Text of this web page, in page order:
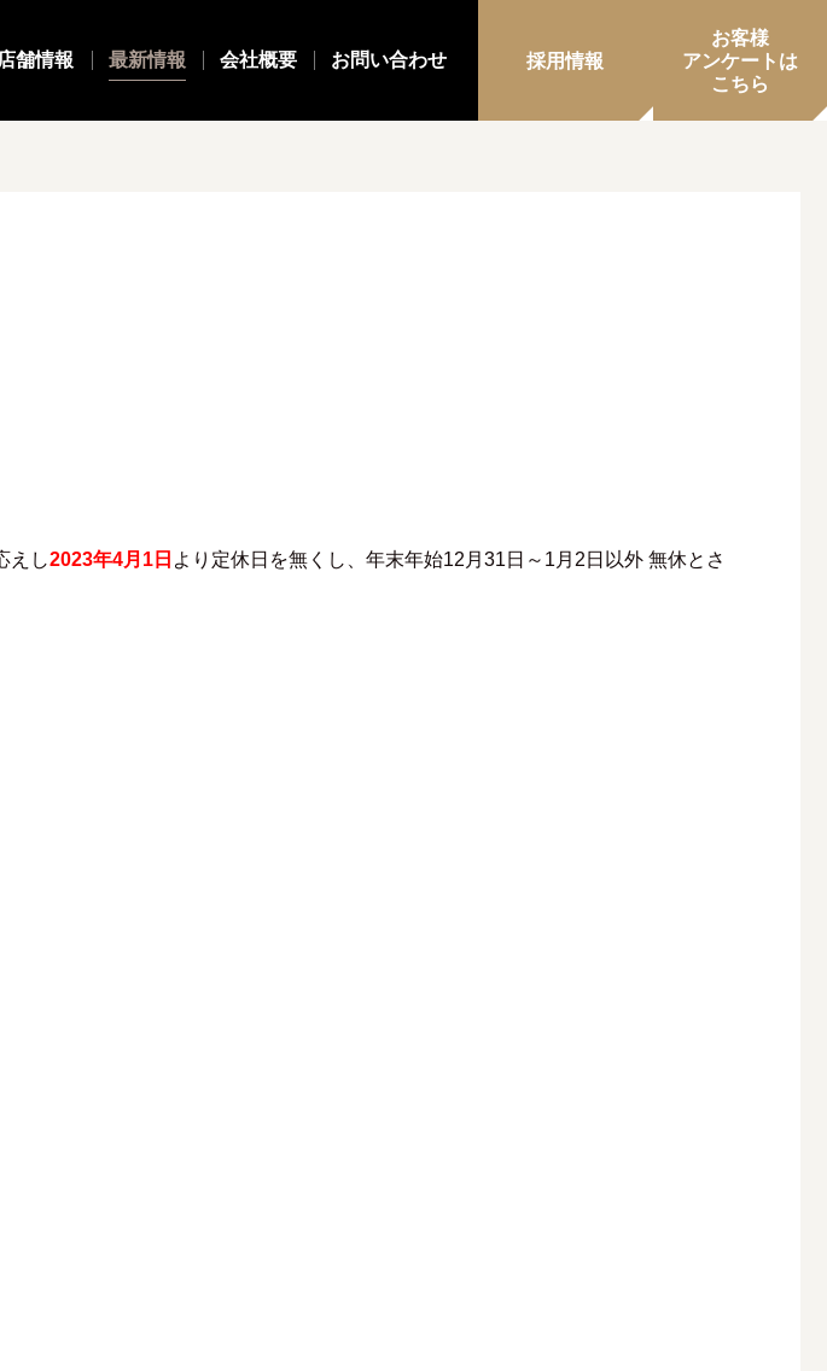
店舗情報 最新情報 会社概要 お問い合わせ 採用情報
お客様
アンケートは
こちら
えし2023年4月1日 より定休日を無くし、年末年始12月31日～1月2日以外 無休とさ